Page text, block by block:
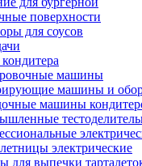
поверхности
для соусов
машины
машины и
машины
электрические
для выпечки